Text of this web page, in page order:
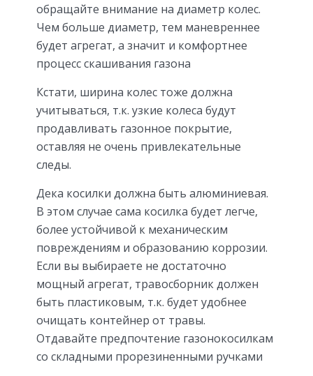
обращайте внимание на диаметр колес.
Чем больше диаметр, тем маневреннее
будет агрегат, а значит и комфортнее
процесс скашивания газона
Кстати, ширина колес тоже должна
учитываться, т.к. узкие колеса будут
продавливать газонное покрытие,
оставляя не очень привлекательные
следы.
Дека косилки должна быть алюминиевая.
В этом случае сама косилка будет легче,
более устойчивой к механическим
повреждениям и образованию коррозии.
Если вы выбираете не достаточно
мощный агрегат, травосборник должен
быть пластиковым, т.к. будет удобнее
очищать контейнер от травы.
Отдавайте предпочтение газонокосилкам
со складными прорезиненными ручками